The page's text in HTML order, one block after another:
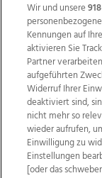
Wir über uns
Wir und unsere918
Kennungen auf
aktivieren Sie
Partner
aufgeführten
Widerruf Ihrer
deaktiviert sind,
nicht mehr so
wieder aufrufen,
Einwilligung zu
Einstellungen
[oder das